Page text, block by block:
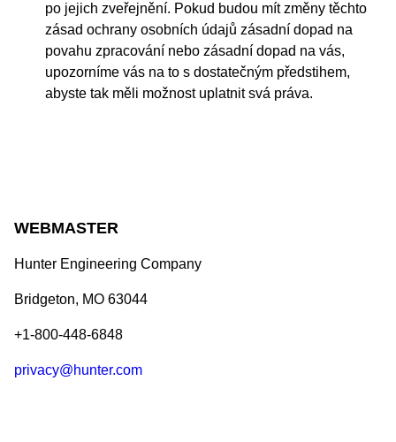
po jejich zveřejnění. Pokud budou mít změny těchto
zásad ochrany osobních údajů zásadní dopad na
povahu zpracování nebo zásadní dopad na vás,
upozorníme vás na to s dostatečným předstihem,
abyste tak měli možnost uplatnit svá práva.
WEBMASTER
Hunter Engineering Company
Bridgeton, MO 63044
+1-800-448-6848
privacy@hunter.com